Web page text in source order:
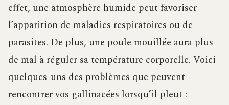
effet, une atmosphère humide peut favoriser
l’apparition de maladies respiratoires ou de
parasites. De plus, une poule mouillée aura plus
de mal à réguler sa température corporelle. Voici
quelques-uns des problèmes que peuvent
rencontrer vos gallinacées lorsqu’il pleut :